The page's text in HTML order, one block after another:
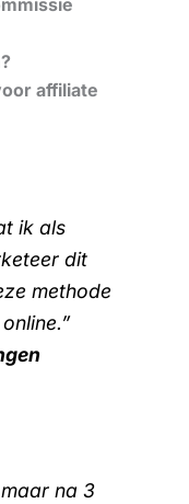
affiliate
ik als
dit
methode
na 3